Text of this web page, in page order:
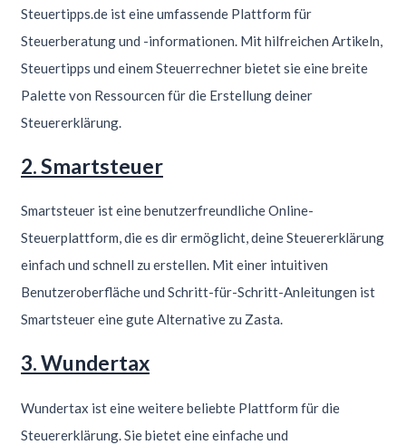
Steuertipps.de ist eine umfassende Plattform für
Steuerberatung und -informationen. Mit hilfreichen Artikeln,
Steuertipps und einem Steuerrechner bietet sie eine breite
Palette von Ressourcen für die Erstellung deiner
Steuererklärung.
2. Smartsteuer
Smartsteuer ist eine benutzerfreundliche Online-
Steuerplattform, die es dir ermöglicht, deine Steuererklärung
einfach und schnell zu erstellen. Mit einer intuitiven
Benutzeroberfläche und Schritt-für-Schritt-Anleitungen ist
Smartsteuer eine gute Alternative zu Zasta.
3. Wundertax
Wundertax ist eine weitere beliebte Plattform für die
Steuererklärung. Sie bietet eine einfache und